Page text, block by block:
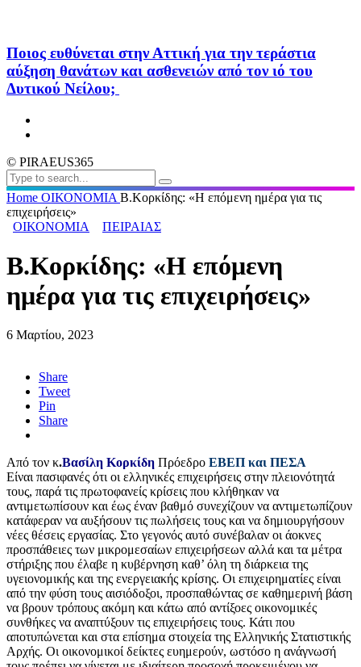
Ποιος ευθύνεται στην Αττική για την τεράστια
αύξηση θανάτων και ασθενειών από τον ιό του
Δυτικού Νείλου;
© PIRAEUS365
Home ΟΙΚΟΝΟΜΙΑ Β.Κορκίδης: «Η επόμενη ημέρα για τις
επιχειρήσεις»
ΟΙΚΟΝΟΜΙΑ
ΠΕΙΡΑΙΑΣ
Β.Κορκίδης: «Η επόμενη
ημέρα για τις επιχειρήσεις»
6 Μαρτίου, 2023
Share
Tweet
Pin
Share
Από τον κ.Βασίλη Κορκίδη Πρόεδρο ΕΒΕΠ και ΠΕΣΑ
Είναι πασιφανές ότι οι ελληνικές επιχειρήσεις στην πλειονότητά
τους, παρά τις πρωτοφανείς κρίσεις που κλήθηκαν να
αντιμετωπίσουν και έως έναν βαθμό συνεχίζουν να αντιμετωπίζουν
κατάφεραν να αυξήσουν τις πωλήσεις τους και να δημιουργήσουν
νέες θέσεις εργασίας. Στο γεγονός αυτό συνέβαλαν οι άοκνες
προσπάθειες των μικρομεσαίων επιχειρήσεων αλλά και τα μέτρα
στήριξης που έλαβε η κυβέρνηση καθ’ όλη τη διάρκεια της
υγειονομικής και της ενεργειακής κρίσης. Οι επιχειρηματίες είναι
από την φύση τους αισιόδοξοι, προσπαθώντας σε καθημερινή βάση
να βρουν τρόπους ακόμη και κάτω από αντίξοες οικονομικές
συνθήκες να αναπτύξουν τις επιχειρήσεις τους. Κάτι που
αποτυπώνεται και στα επίσημα στοιχεία της Ελληνικής Στατιστικής
Αρχής. Οι οικονομικοί δείκτες ευημερούν, ωστόσο η ανάγνωσή